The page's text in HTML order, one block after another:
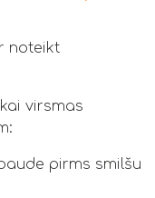
noteikt
virsmas
pirms smilšu